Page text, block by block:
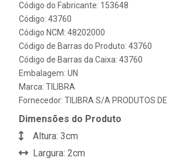
Código do Fabricante: 153648
Código: 43760
Código NCM: 48202000
Código de Barras do Produto: 43760
Código de Barras da Caixa: 43760
Embalagem: UN
Marca: TILIBRA
Fornecedor: TILIBRA S/A PRODUTOS
Dimensões do Produto
Altura: 3cm
Largura: 2cm